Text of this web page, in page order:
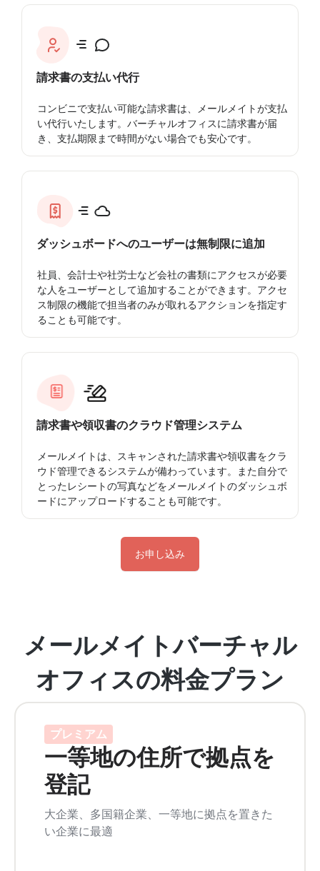
請求書の支払い代行
コンビニで支払い可能な請求書は、メールメイトが支払
い代行いたします。バーチャルオフィスに請求書が届
き、支払期限まで時間がない場合でも安心です。
ダッシュボードへのユーザーは無制限に追加
社員、会計士や社労士など会社の書類にアクセスが必要
な人をユーザーとして追加することができます。アクセ
ス制限の機能で担当者のみが取れるアクションを指定す
ることも可能です。
請求書や領収書のクラウド管理システム
メールメイトは、スキャンされた請求書や領収書をクラ
ウド管理できるシステムが備わっています。また自分で
とったレシートの写真などをメールメイトのダッシュボ
ードにアップロードすることも可能です。
お申し込み
メールメイトバーチャル
オフィスの料金プラン
プレミアム
一等地の住所で拠点を
登記
大企業、多国籍企業、一等地に拠点を置きた
い企業に最適